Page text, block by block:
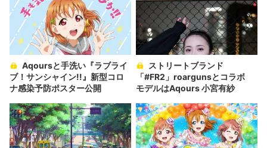
ブ！サンシャイン!!』新型コロ
ナ感染予防ポスター公開
「#FR2」roargunsとコラボ
モデルはAqours 小宮有紗